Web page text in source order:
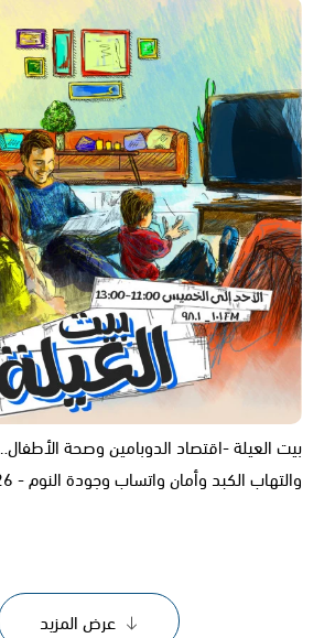
بيت العيلة -اقتصاد الدوبامين وصحة
والتهاب الكبد وأمان واتساب وجودة النوم - 28.07.2026
عرض المزيد